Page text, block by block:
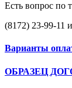
Есть вопрос по
(8172) 23-99-11
Варианты
ОБРАЗЕЦ